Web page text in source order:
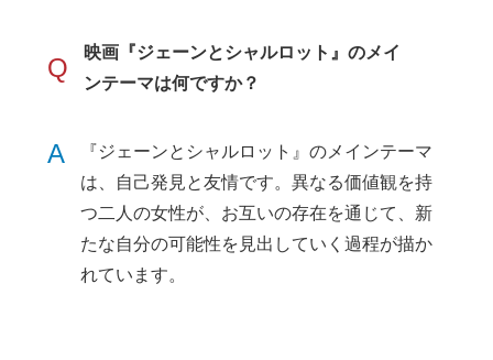
Q
映画『ジェーンとシャルロット』のメイ
ンテーマは何ですか？
A
『ジェーンとシャルロット』のメインテーマ
は、自己発見と友情です。異なる価値観を持
つ二人の女性が、お互いの存在を通じて、新
たな自分の可能性を見出していく過程が描か
れています。